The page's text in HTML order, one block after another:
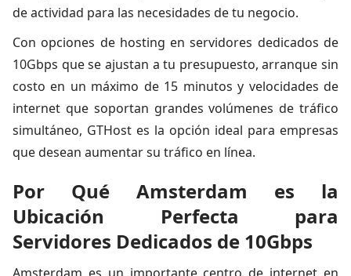
de actividad para las necesidades de tu negocio.
Con opciones de hosting en servidores dedicados de
10Gbps que se ajustan a tu presupuesto, arranque sin
costo en un máximo de 15 minutos y velocidades de
internet que soportan grandes volúmenes de tráfico
simultáneo, GTHost es la opción ideal para empresas
que desean aumentar su tráfico en línea.
Por Qué Amsterdam es la
Ubicación Perfecta para
Servidores Dedicados de 10Gbps